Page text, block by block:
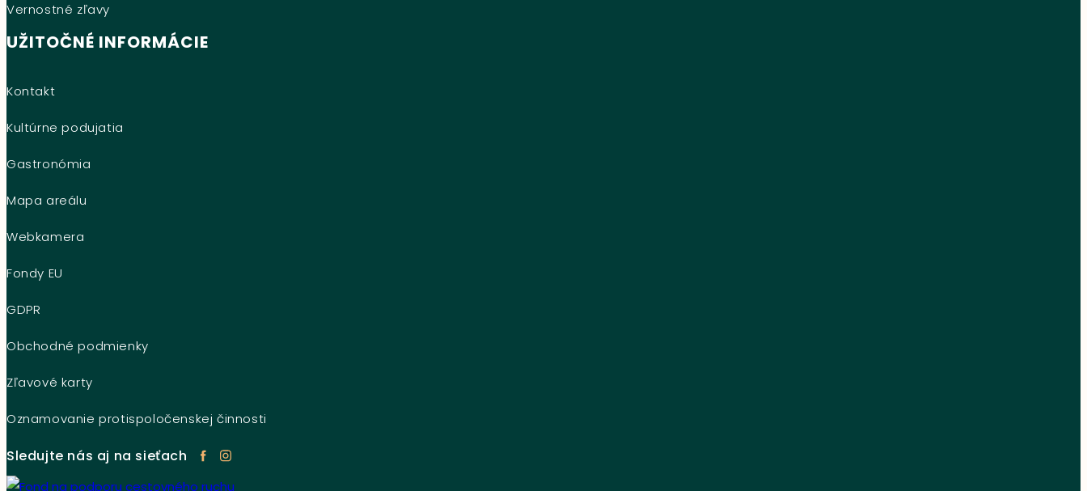
Vernostné zľavy
UŽITOČNÉ INFORMÁCIE
Kontakt
Kultúrne podujatia
Gastronómia
Mapa areálu
Webkamera
Fondy EU
GDPR
Obchodné podmienky
Zľavové karty
Oznamovanie protispoločenskej činnosti
Sledujte nás aj na sieťach